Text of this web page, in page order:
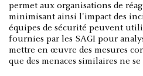
permet aux organisations de
minimisant ainsi l'impact des
équipes de sécurité peuvent
fournies par les SAGI pour
mettre en œuvre des mesures
que des menaces similaires ne